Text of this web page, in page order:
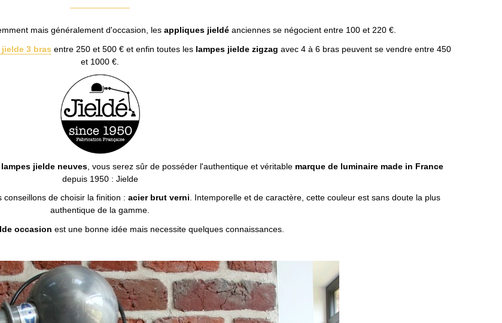
mais généralement d'occasion, les appliques jieldéanciennes se négocient entre 100 et 220 €.
jielde 3 bras entre 250 et 500 € et enfin toutes les lampes jielde zigzag avec 4 à 6 bras peuvent se vendre entre 450
et 1000 €.
lampes jielde neuves , vous serez sûr de posséder l'authentique et véritable marque de luminaire made in France
depuis 1950 : Jielde
de choisir la finition : acier brut verni. Intemporelle et de caractère, cette couleur est sans doute la plus
authentique de la gamme.
occasion est une bonne idée mais necessite quelques connaissances.